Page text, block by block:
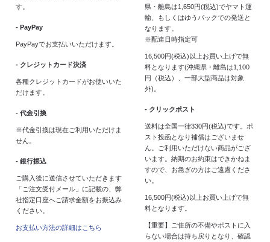
す。
- PayPay
PayPayでお支払いいただけます。
- クレジットカード決済
各種クレジットカードがお使いいた
だけます。
- 代金引換
※代金引換は現在ご利用いただけま
せん。
- 銀行振込
ご購入後に送信させていただきます
「ご注文受付メール」に記載の、弊
社指定口座へご請求金額をお振込み
ください。
お支払い方法の詳細はこちら
県・離島は1,650円(税込)でヤマト運
輸、もしくはゆうパックでの発送と
なります。
※配達日時指定可
16,500円(税込)以上お買い上げで無
料となります(沖縄県・離島は1,100
円（税込）、一部大型商品は対象
外)。
- クリックポスト
送料は全国一律330円(税込)です。ポ
スト投函となり補償はございませ
ん。ご利用いただけない商品がござ
います。納期のお約束はできかねま
すので、お急ぎの方はご遠慮くださ
い。
16,500円(税込)以上お買い上げで無
料となります。
【重要】ご住所の不備やポストに入
らない場合は持ち戻りとなり、確認